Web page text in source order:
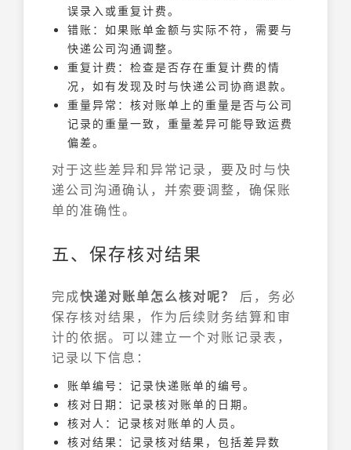
误录入或重复计费。
错账：如果账单金额与实际不符，需要与
快递公司沟通调整。
重复计费：检查是否存在重复计费的情
况，如有发现及时与快递公司协商退款。
重量异常：核对账单上的重量是否与公司
记录的重量一致，重量差异可能导致运费
偏差。
对于这些差异和异常记录，要及时与快
递公司沟通确认，并索要调整，确保账
单的准确性。
五、保存核对结果
完成快递对账单怎么核对呢？
后，务必
保存核对结果，作为后续财务结算和审
计的依据。可以建立一个对账记录表，
记录以下信息：
账单编号：记录快递账单的编号。
核对日期：记录核对账单的日期。
核对人：记录核对账单的人员。
核对结果：记录核对结果，包括差异数